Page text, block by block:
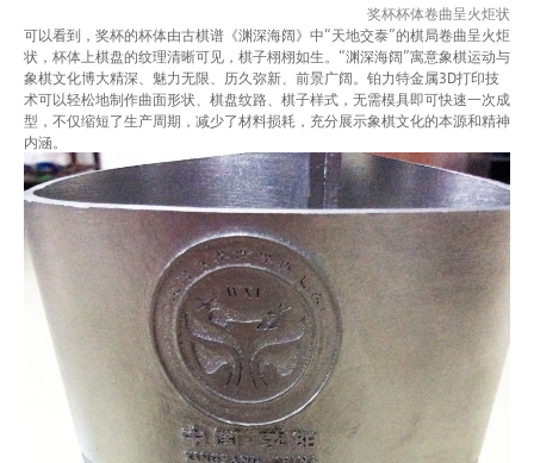
奖杯杯体卷曲呈火炬状
可以看到，奖杯的杯体由古棋谱《渊深海阔》中“天地交泰”的棋局卷曲呈火炬
状，杯体上棋盘的纹理清晰可见，棋子栩栩如生。“渊深海阔”寓意象棋运动与
象棋文化博大精深、魅力无限、历久弥新、前景广阔。铂力特金属3D打印技
术可以轻松地制作曲面形状、棋盘纹路、棋子样式，无需模具即可快速一次成
型，不仅缩短了生产周期，减少了材料损耗，充分展示象棋文化的本源和精神
内涵。